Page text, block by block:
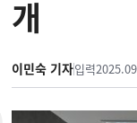
개
이민숙 기자입력